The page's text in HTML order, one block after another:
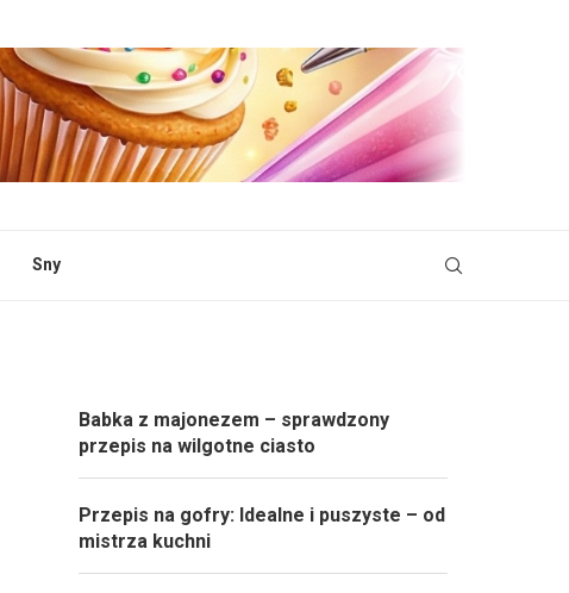
Sny
Babka z majonezem – sprawdzony
przepis na wilgotne ciasto
Przepis na gofry: Idealne i puszyste – od
mistrza kuchni